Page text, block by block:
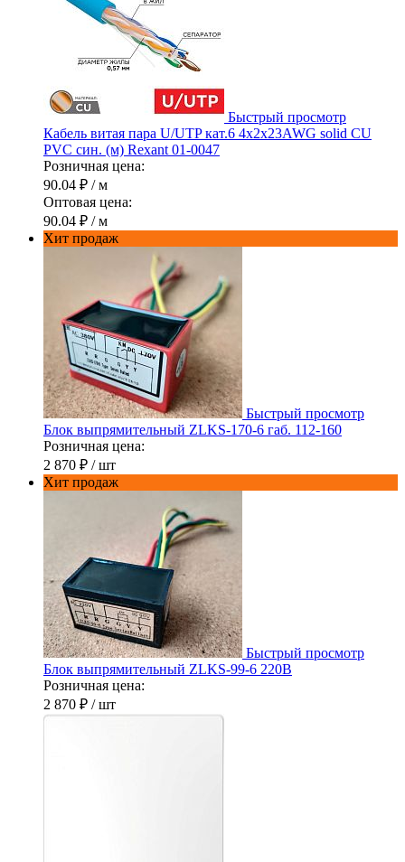
Быстрый просмотр
Кабель витая пара U/UTP кат.6 4х2х23AWG solid CU
PVC син. (м) Rexant 01-0047
Розничная цена:
90.04 ₽ / м
Оптовая цена:
90.04 ₽ / м
Хит продаж
Быстрый просмотр
Блок выпрямительный ZLKS-170-6 габ. 112-160
Розничная цена:
2 870 ₽ / шт
Хит продаж
Быстрый просмотр
Блок выпрямительный ZLKS-99-6 220В
Розничная цена:
2 870 ₽ / шт